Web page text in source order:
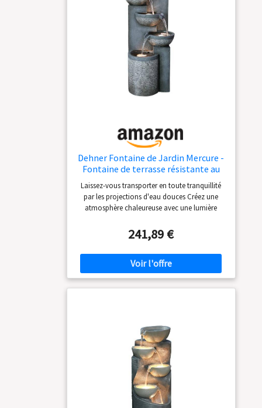
Dehner Fontaine de Jardin Mercure -
Fontaine de terrasse résistante au
Gel - Fontaine d'extérieur avec
éclairage LED - Environ 91 x 39 x 39
cm - Polyrésine - Gris
Laissez-vous transporter en toute tranquillité
par les projections d'eau douces Créez une
atmosphère chaleureuse avec une lumière
la pompe, au transformateur et à l'éclairage
LED fournis Polyrésine de qualité supérieure
pour plus de durabilité et de résistance Mettez
des accents élégants - Un accroche-regard
parfait pour votre jardin
241,89 €